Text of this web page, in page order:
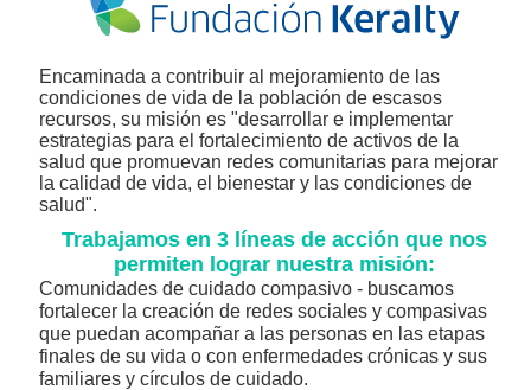
Encaminada a contribuir al mejoramiento de las
condiciones de vida de la población de escasos
recursos, su misión es "desarrollar e implementar
estrategias para el fortalecimiento de activos de la
salud que promuevan redes comunitarias para mejorar
la calidad de vida, el bienestar y las condiciones de
salud".
Trabajamos en 3 líneas de acción que nos
permiten lograr nuestra misión:
Comunidades de cuidado compasivo - buscamos
fortalecer la creación de redes sociales y compasivas
que puedan acompañar a las personas en las etapas
finales de su vida o con enfermedades crónicas y sus
familiares y círculos de cuidado.